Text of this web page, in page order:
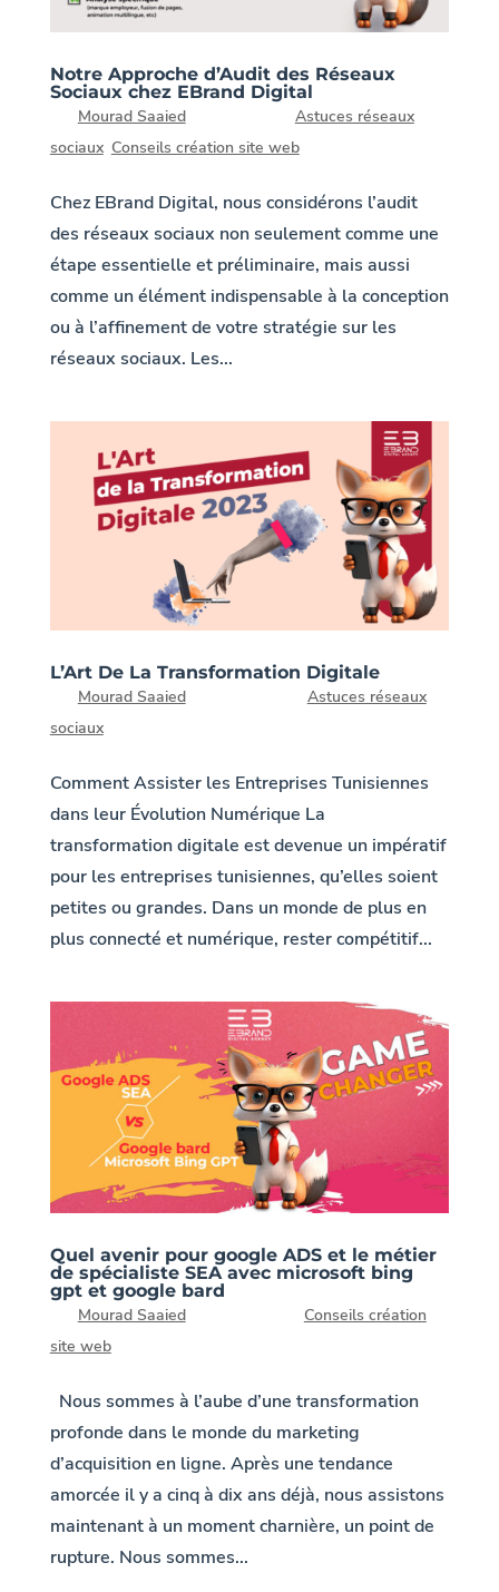
Notre Approche d’Audit des Réseaux
Sociaux chez EBrand Digital
Mourad Saaied|
Astuces réseaux
sociaux, Conseils création site web
Chez EBrand Digital, nous considérons l’audit
des réseaux sociaux non seulement comme une
étape essentielle et préliminaire, mais aussi
comme un élément indispensable à la conception
ou à l’affinement de votre stratégie sur les
réseaux sociaux. Les...
L’Art De La Transformation Digitale
Mourad Saaied|
Astuces réseaux
sociaux
Comment Assister les Entreprises Tunisiennes
dans leur Évolution Numérique La
transformation digitale est devenue un impératif
pour les entreprises tunisiennes, qu’elles soient
petites ou grandes. Dans un monde de plus en
plus connecté et numérique, rester compétitif...
Quel avenir pour google ADS et le métier
de spécialiste SEA avec microsoft bing
gpt et google bard
Mourad Saaied|
Conseils création
site web
Nous sommes à l’aube d’une transformation
profonde dans le monde du marketing
d’acquisition en ligne. Après une tendance
amorcée il y a cinq à dix ans déjà, nous assistons
maintenant à un moment charnière, un point de
rupture. Nous sommes...